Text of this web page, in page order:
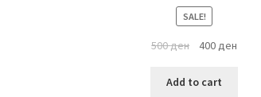
SALE!
500ден 400ден
Add to cart